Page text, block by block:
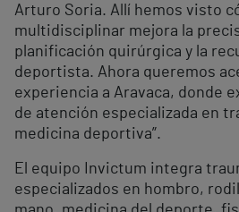
Arturo Soria. Allí hemos visto
multidisciplinar mejora la
planificación quirúrgica y la
deportista. Ahora queremos
experiencia a Aravaca, donde
de atención especializada en
medicina deportiva”.
El equipo Invictum integra
especializados en hombro,